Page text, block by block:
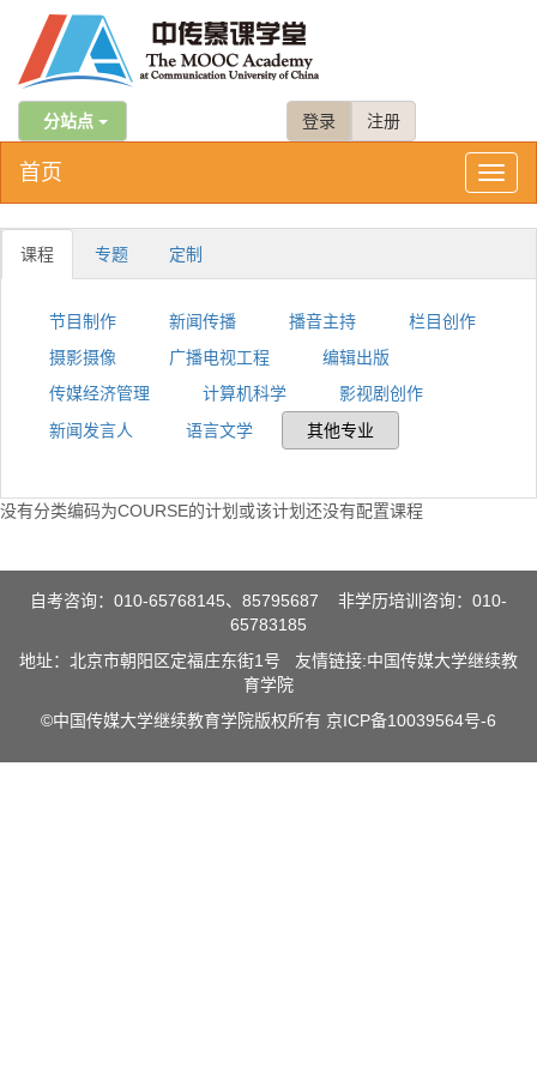
分站点 登录 注册
首页
课程 专题 定制
节目制作 新闻传播 播音主持
栏目创作
摄影摄像
广播电视工程
编辑出版
传媒经济管理
计算机科学
影视剧创作
新闻发言人
语言文学 其他专业
没有分类编码为COURSE的计划或该计划还没有配置课程
自考咨询：010-65768145、85795687 非学历培训咨询：010-
65783185
地址：北京市朝阳区定福庄东街1号 友情链接:中国传媒大学继续教
育学院
©中国传媒大学继续教育学院版权所有 京ICP备10039564号-6